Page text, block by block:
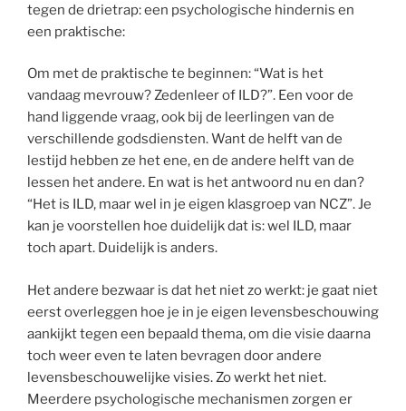
tegen de drietrap: een psychologische hindernis en
een praktische:
Om met de praktische te beginnen: “Wat is het
vandaag mevrouw? Zedenleer of ILD?”. Een voor de
hand liggende vraag, ook bij de leerlingen van de
verschillende godsdiensten. Want de helft van de
lestijd hebben ze het ene, en de andere helft van de
lessen het andere. En wat is het antwoord nu en dan?
“Het is ILD, maar wel in je eigen klasgroep van NCZ”. Je
kan je voorstellen hoe duidelijk dat is: wel ILD, maar
toch apart. Duidelijk is anders.
Het andere bezwaar is dat het niet zo werkt: je gaat niet
eerst overleggen hoe je in je eigen levensbeschouwing
aankijkt tegen een bepaald thema, om die visie daarna
toch weer even te laten bevragen door andere
levensbeschouwelijke visies. Zo werkt het niet.
Meerdere psychologische mechanismen zorgen er